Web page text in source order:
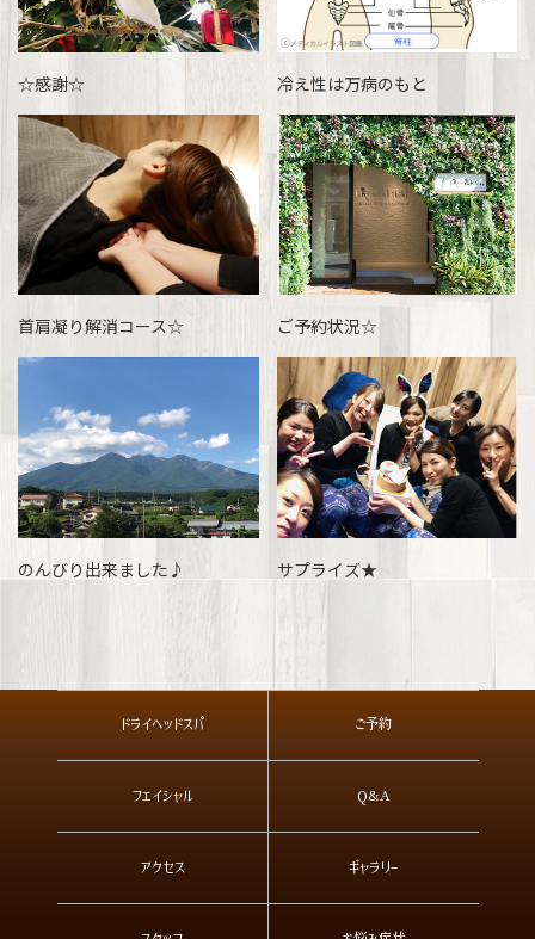
☆感謝☆ 冷え性は万病のもと
首肩凝り解消コース☆ ご予約状況☆
のんびり出来ました♪ サプライズ★
ドライヘッドスパ ご予約
フェイシャル Q&A
アクセス ギャラリー